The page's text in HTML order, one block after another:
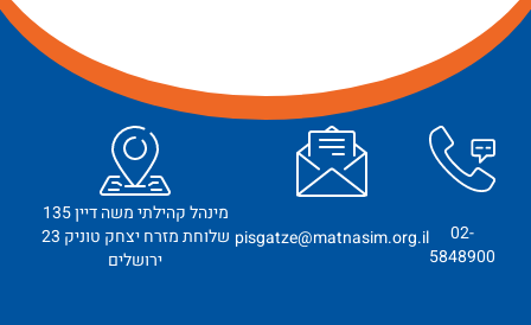
02-
5848900
pisgatze@matnasim.org.il
מינהל קהילתי משה דיין 135
שלוחת מזרח יצחק טוניק 23
ירושלים